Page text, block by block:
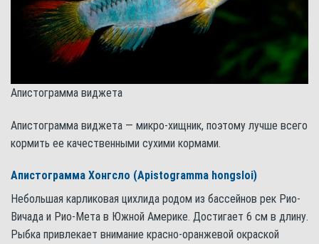
Апистограмма виджета
Апистограмма виджета — микро-хищник, поэтому лучше всего
кормить ее качественными сухими кормами.
Апистограмма Хонгсло (Apistogramma hongsloi)
Небольшая карликовая цихлида родом из бассейнов рек Рио-
Вичада и Рио-Мета в Южной Америке. Достигает 6 см в длину.
Рыбка привлекает внимание красно-оранжевой окраской